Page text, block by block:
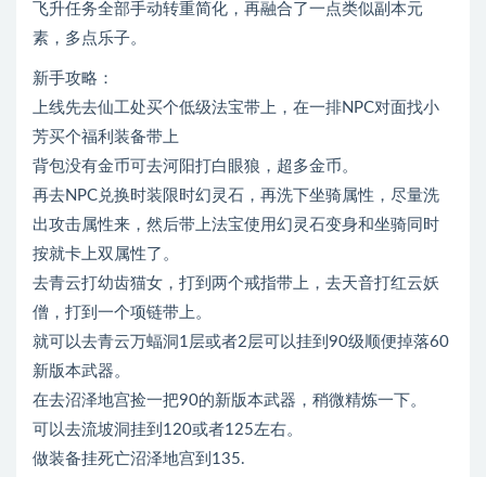
飞升任务全部手动转重简化，再融合了一点类似副本元
素，多点乐子。
新手攻略：
上线先去仙工处买个低级法宝带上，在一排NPC对面找小
芳买个福利装备带上
背包没有金币可去河阳打白眼狼，超多金币。
再去NPC兑换时装限时幻灵石，再洗下坐骑属性，尽量洗
出攻击属性来，然后带上法宝使用幻灵石变身和坐骑同时
按就卡上双属性了。
去青云打幼齿猫女，打到两个戒指带上，去天音打红云妖
僧，打到一个项链带上。
就可以去青云万蝠洞1层或者2层可以挂到90级顺便掉落60
新版本武器。
在去沼泽地宫捡一把90的新版本武器，稍微精炼一下。
可以去流坡洞挂到120或者125左右。
做装备挂死亡沼泽地宫到135.